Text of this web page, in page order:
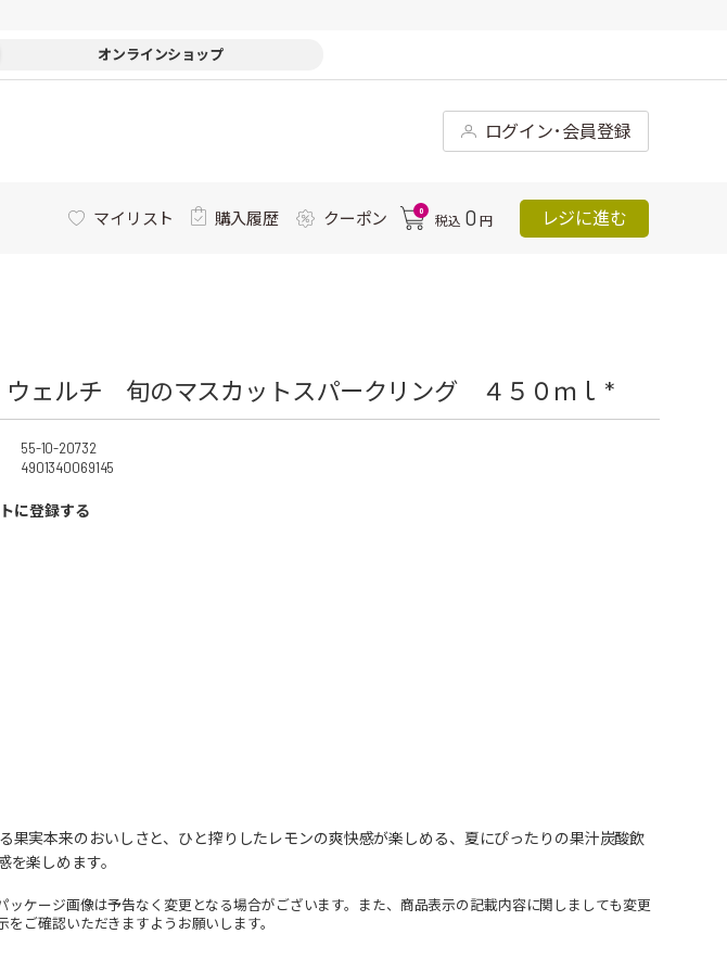
オンラインショップ
ログイン･会員登録
マイリスト 購入履歴 クーポン 0
税込 0 円 レジに進む
ェルチ 旬のマスカットスパークリング ４５０ｍｌ *
55-10-20732
4901340069145
に登録する
果実本来のおいしさと、ひと搾りしたレモンの爽快感が楽しめる、夏にぴったりの果汁炭酸飲
楽しめます。
ケージ画像は予告なく変更となる場合がございます。また、商品表示の記載内容に関しましても変更
ご確認いただきますようお願いします。